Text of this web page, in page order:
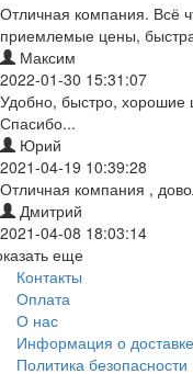
Отличная компания. Всё
приемлемые цены,
Максим
2022-01-30 15:31:07
Удобно, быстро, хорошие
Спасибо...
Юрий
2021-04-19 10:39:28
Отличная компания ,
Дмитрий
2021-04-08 18:03:14
еще
Контакты
Оплата
О нас
Информация о доставке
Политика безопасности